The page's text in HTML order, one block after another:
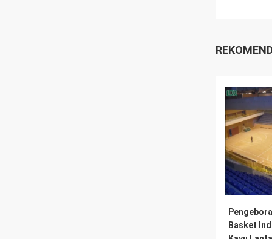
Basket